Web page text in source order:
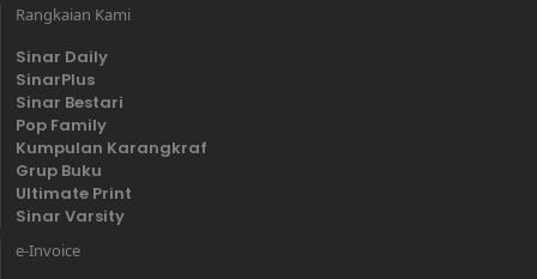
Rangkaian Kami
Sinar Daily
SinarPlus
Sinar Bestari
Pop Family
Kumpulan Karangkraf
Grup Buku
Ultimate Print
Sinar Varsity
e-Invoice